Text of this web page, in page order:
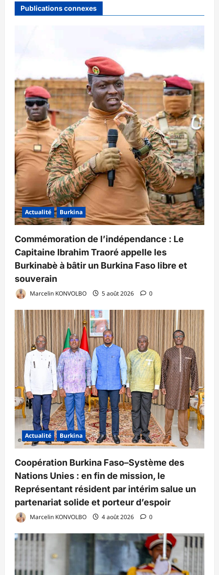
Publications connexes
Actualité Burkina
Commémoration de l’indépendance : Le
Capitaine Ibrahim Traoré appelle les
Burkinabè à bâtir un Burkina Faso libre et
souverain
Marcelin KONVOLBO 5 août 2026 0
Actualité Burkina
Coopération Burkina Faso–Système des
Nations Unies : en fin de mission, le
Représentant résident par intérim salue un
partenariat solide et porteur d’espoir
Marcelin KONVOLBO 4 août 2026 0